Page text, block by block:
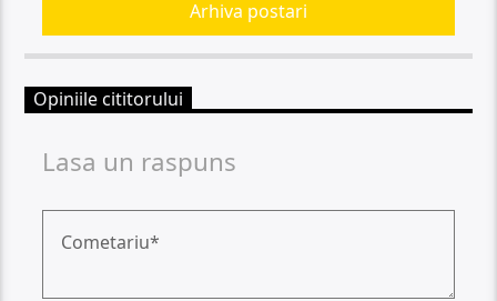
Arhiva postari
Opiniile cititorului
Lasa un raspuns